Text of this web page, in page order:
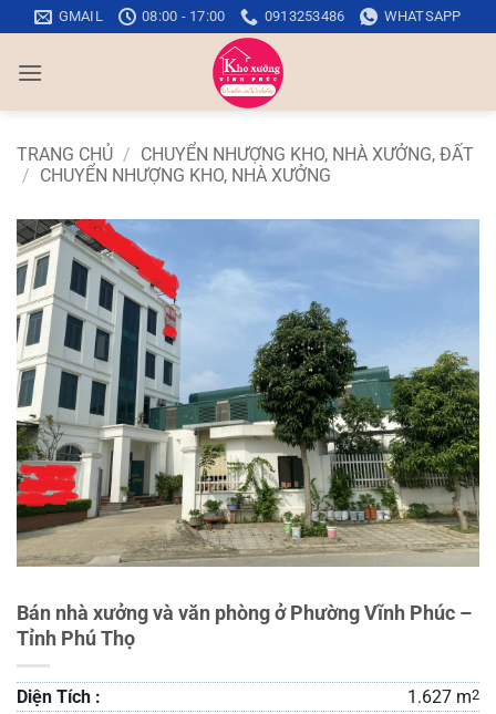
qua
nội
GMAIL 08:00 - 17:00 0913253486 WHATSAPP
TRANG CHỦ / CHUYỂN NHƯỢNG KHO, NHÀ XƯỞNG, ĐẤT
/ CHUYỂN NHƯỢNG KHO, NHÀ XƯỞNG
Bán nhà xưởng và văn phòng ở Phường Vĩnh Phúc –
Tỉnh Phú Thọ
Diện Tích : 1.627 m2